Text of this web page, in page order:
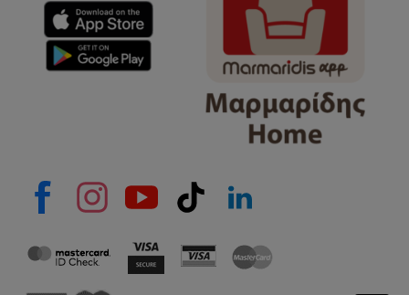
e-mail
Το μήνυμά σας